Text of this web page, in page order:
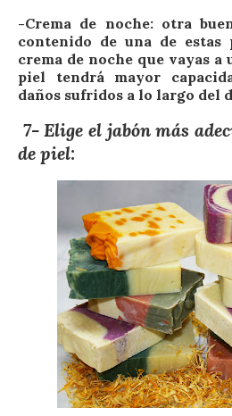
-Crema de noche: otra
contenido de una de estas
crema de noche que vayas a
piel tendrá mayor
daños sufridos a lo largo del
7- Elige el jabón más
de piel: